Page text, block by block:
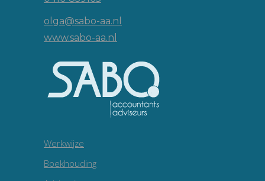
olga@sabo-aa.nl
www.sabo-aa.nl
Werkwijze
Boekhouding